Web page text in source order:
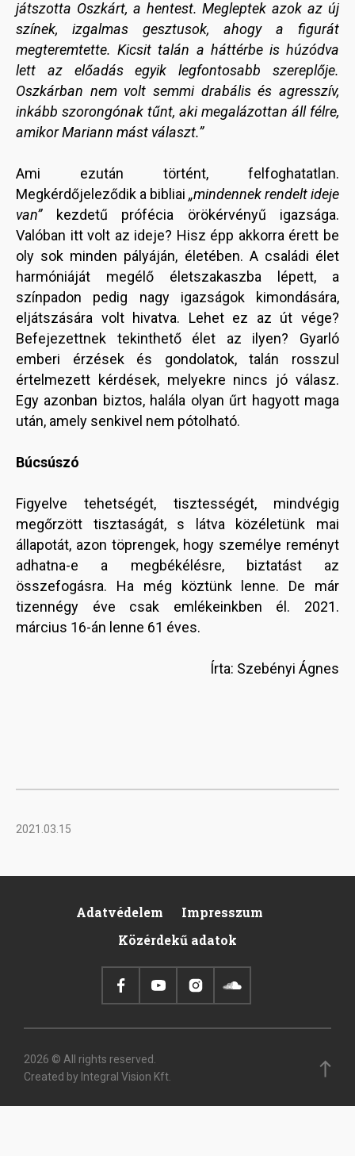
játszotta Oszkárt, a hentest. Megleptek azok az új
színek, izgalmas gesztusok, ahogy a figurát
megteremtette. Kicsit talán a háttérbe is húzódva
lett az előadás egyik legfontosabb szereplője.
Oszkárban nem volt semmi drabális és agresszív,
inkább szorongónak tűnt, aki megalázottan áll félre,
amikor Mariann mást választ.”
Ami ezután történt, felfoghatatlan.
Megkérdőjeleződik a bibliai „mindennek rendelt ideje
van”
kezdetű prófécia örökérvényű igazsága.
Valóban itt volt az ideje? Hisz épp akkorra érett be
oly sok minden pályáján, életében. A családi élet
harmóniáját megélő életszakaszba lépett, a
színpadon pedig nagy igazságok kimondására,
eljátszására volt hivatva. Lehet ez az út vége?
Befejezettnek tekinthető élet az ilyen? Gyarló
emberi érzések és gondolatok, talán rosszul
értelmezett kérdések, melyekre nincs jó válasz.
Egy azonban biztos, halála olyan űrt hagyott maga
után, amely senkivel nem pótolható.
Búcsúszó
Figyelve tehetségét, tisztességét, mindvégig
megőrzött tisztaságát, s látva közéletünk mai
állapotát, azon töprengek, hogy személye reményt
adhatna-e a megbékélésre, biztatást az
összefogásra. Ha még köztünk lenne. De már
tizennégy éve csak emlékeinkben él. 2021.
március 16-án lenne 61 éves.
Írta: Szebényi Ágnes
2021.03.15
Footer
Adatvédelem
Impresszum
Közérdekű adatok
2026 © All rights reserved.
Created by Integral Vision Kft.